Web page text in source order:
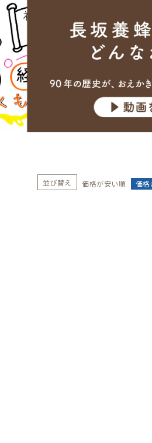
並び替え 価格が安い順 価